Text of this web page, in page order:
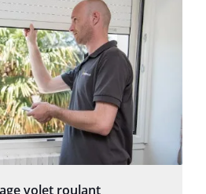
volet roulant